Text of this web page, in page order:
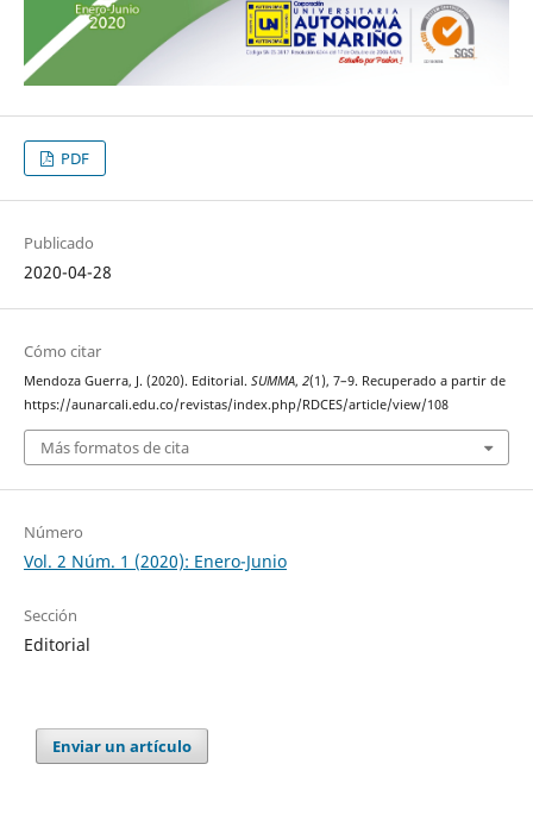
PDF
Publicado
2020-04-28
Cómo citar
Mendoza Guerra, J. (2020). Editorial. SUMMA, 2(1), 7–9. Recuperado a partir de
https://aunarcali.edu.co/revistas/index.php/RDCES/article/view/108
Más formatos de cita
Número
Vol. 2 Núm. 1 (2020): Enero-Junio
Sección
Editorial
Enviar un artículo